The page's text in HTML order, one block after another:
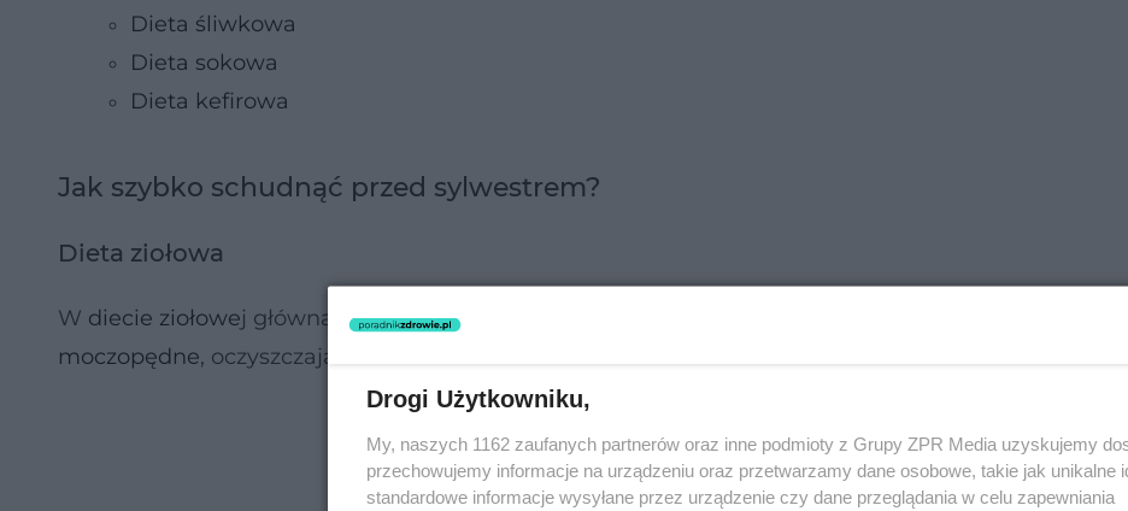
Dieta śliwkowa
Dieta sokowa
Dieta kefirowa
Jak szybko schudnąć przed sylwestrem?
Dieta ziołowa
W diecie ziołowej główną rolę odgrywają zioła spalające
moczopędne, oczyszczające organizm z toksyn, np.
Drogi Użytkowniku,
My, naszych 1162 zaufanych partnerów oraz inne podmioty z Grupy ZPR Media uzyskujemy
przechowujemy informacje na urządzeniu oraz przetwarzamy dane osobowe, takie jak unikalne
standardowe informacje wysyłane przez urządzenie czy dane przeglądania w celu zapewniania